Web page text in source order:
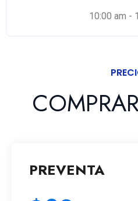
10:00 am -
PREVENTA